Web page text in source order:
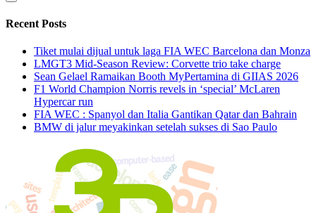
Recent Posts
Tiket mulai dijual untuk laga FIA WEC Barcelona dan Monza
LMGT3 Mid-Season Review: Corvette trio take charge
Sean Gelael Ramaikan Booth MyPertamina di GIIAS 2026
F1 World Champion Norris revels in ‘special’ McLaren
Hypercar run
FIA WEC : Spanyol dan Italia Gantikan Qatar dan Bahrain
BMW di jalur meyakinkan setelah sukses di Sao Paulo